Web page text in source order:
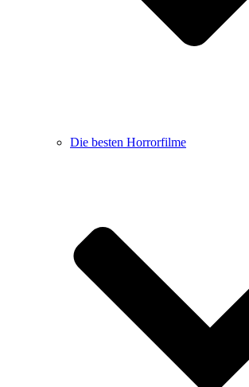
Die besten Horrorfilme